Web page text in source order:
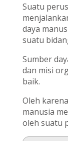
Suatu
daya
suatu
Sumber
dan misi
baik.
Oleh
manusia
oleh suatu